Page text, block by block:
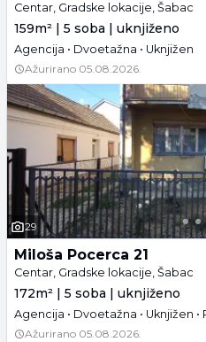
Centar, Gradske lokacije, Šabac
159m² | 5 soba | uknjiženo
Agencija • Dvoetažna • Uknjižen
Ažurirano 05.08.2026.
29
Miloša Pocerca 21
Centar, Gradske lokacije, Šabac
172m² | 5 soba | uknjiženo
Ažurirano 05.08.2026.